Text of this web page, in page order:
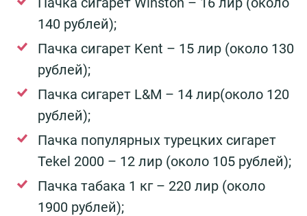
140 рублей);
Пачка сигарет Kent – 15 лир (около 130
рублей);
Пачка сигарет L&M – 14 лир(около 120
рублей);
Пачка популярных турецких сигарет
Tekel 2000 – 12 лир (около 105 рублей);
Пачка табака 1 кг – 220 лир (около
1900 рублей);